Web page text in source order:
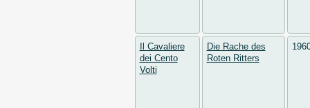
Il Cavaliere
dei Cento
Volti
Die Rache des
Roten Ritters